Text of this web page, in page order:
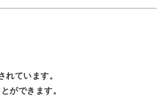
自分だけのアイテムで、毎日のコ
も安心！
ています。
ができます。